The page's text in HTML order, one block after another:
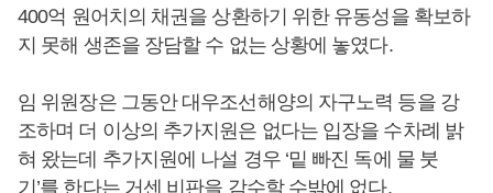
400억 원어치의 채권을 상환하기 위한 유동성을 확보하
지 못해 생존을 장담할 수 없는 상황에 놓였다.
임 위원장은 그동안 대우조선해양의 자구노력 등을 강
조하며 더 이상의 추가지원은 없다는 입장을 수차례 밝
혀 왔는데 추가지원에 나설 경우 ‘밑 빠진 독에 물 붓
기’를 한다는 거센 비판을 감수할 수밖에 없다.